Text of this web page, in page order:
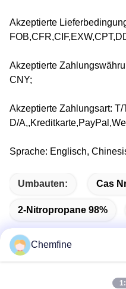
Akzeptierte
Akzeptierte
CNY;
Akzeptierte Zahlungsart: T/
D/
Sprache: Englisch,
Umbauten: Cas
2-Nitropropane 98%
Schnelle
Chemfine